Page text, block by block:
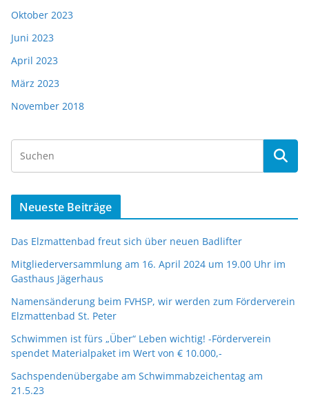
Oktober 2023
Juni 2023
April 2023
März 2023
November 2018
Neueste Beiträge
Das Elzmattenbad freut sich über neuen Badlifter
Mitgliederversammlung am 16. April 2024 um 19.00 Uhr im
Gasthaus Jägerhaus
Namensänderung beim FVHSP, wir werden zum Förderverein
Elzmattenbad St. Peter
Schwimmen ist fürs „Über“ Leben wichtig! -Förderverein
spendet Materialpaket im Wert von € 10.000,-
Sachspendenübergabe am Schwimmabzeichentag am
21.5.23